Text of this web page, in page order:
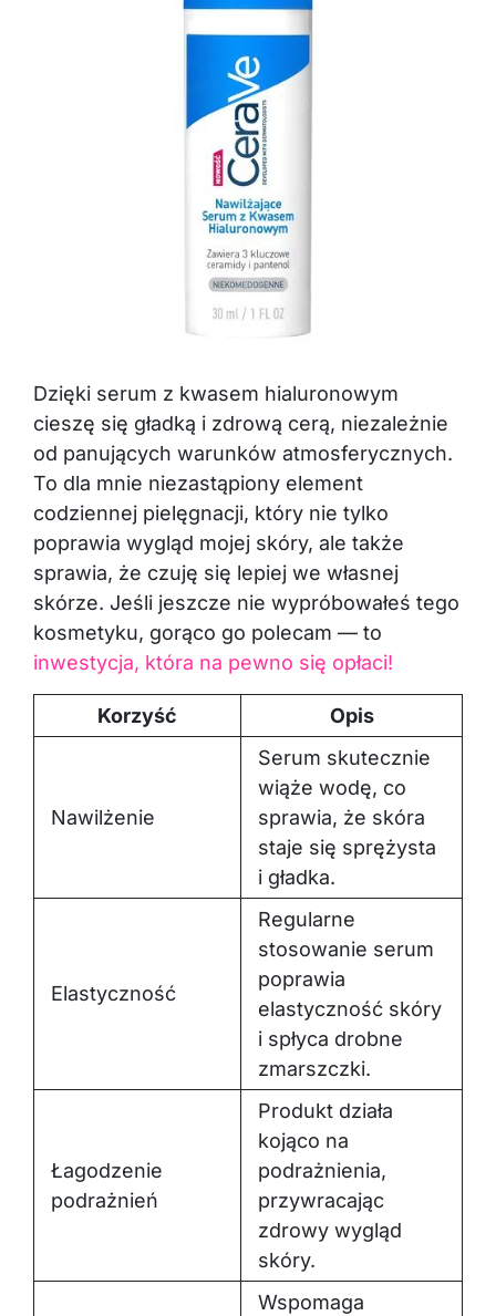
Dzięki serum z kwasem hialuronowym
cieszę się gładką i zdrową cerą, niezależnie
od panujących warunków atmosferycznych.
To dla mnie niezastąpiony element
codziennej pielęgnacji, który nie tylko
poprawia wygląd mojej skóry, ale także
sprawia, że czuję się lepiej we własnej
skórze. Jeśli jeszcze nie wypróbowałeś tego
kosmetyku, gorąco go polecam — to
inwestycja, która na pewno się opłaci!
Korzyść Opis
Nawilżenie
Serum skutecznie
wiąże wodę, co
sprawia, że skóra
staje się sprężysta
i gładka.
Elastyczność
Regularne
stosowanie serum
poprawia
elastyczność skóry
i spłyca drobne
zmarszczki.
Łagodzenie
podrażnień
Produkt działa
kojąco na
podrażnienia,
przywracając
zdrowy wygląd
skóry.
Wspomaga